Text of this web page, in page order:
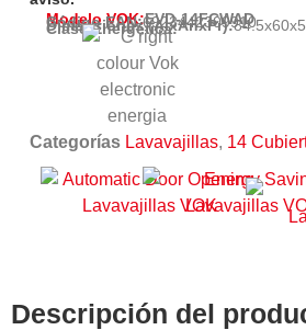
Modelo VOK:EVD-14FCWAD
Código EAN:6923442309910
Dimensiones (AlxAnxPr):84.5x60x
Clase Energética:
Categorías Lavavajillas, 14
Descripción del